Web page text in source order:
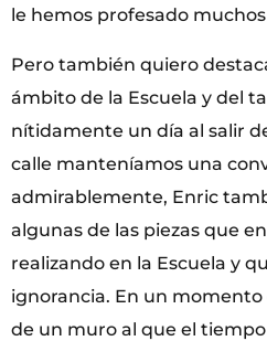
le hemos profesado
Pero también quiero
ámbito de la Escuela y del
nítidamente un día al salir
calle manteníamos una
admirablemente, Enric
algunas de las piezas que
realizando en la Escuela y
ignorancia. En un
de un muro al que el